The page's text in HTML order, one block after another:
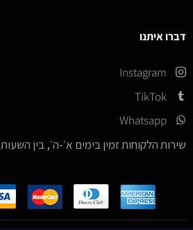
דברו איתנו
Instagram
TikTok
Whatsapp
שירות הלקוחות זמין בימים א׳-ה׳, בין השעות 10:00-17:00